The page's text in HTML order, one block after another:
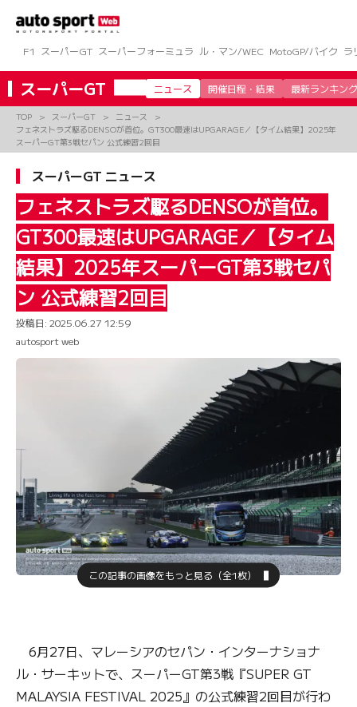
ツ
へ
ス
キ
F1 スーパーGT スーパーフォーミュラ ル・マン/WEC MotoGP/バイク ラ
スーパーGT ニュース 開催日程・結果 最新ランキング
TOP スーパーGT
ニュース
フェネストラズ駆るDENSOが首位。GT300最速はUPGARAGE／【タイム結果】2025年
スーパーGT第3戦セパン 公式練習2回目
スーパーGT ニュース
フェネストラズ駆るDENSOが首位。
GT300最速はUPGARAGE／【タイム
結果】2025年スーパーGT第3戦セパ
ン 公式練習2回目
投稿日: 2025.06.27 12:59
autosport web
この記事の画像をもっと見る（全1枚）
6月27日、マレーシアのセパン・インターナショナ
ル・サーキットで、スーパーGT第3戦『SUPER GT
MALAYSIA FESTIVAL 2025』の公式練習2回目が行わ